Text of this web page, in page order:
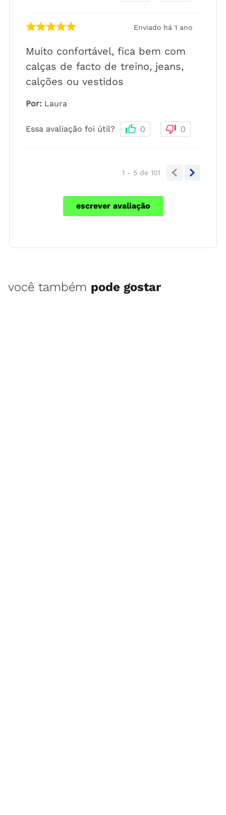
Enviado há 1 ano
Muito confortável, fica bem com
calças de facto de treino, jeans,
calções ou vestidos
Por: Laura
Essa avaliação foi útil? 0 0
1 - 5 de 101
escrever avaliação
você também pode gostar